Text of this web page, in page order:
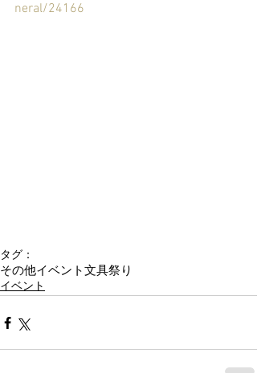
neral/24166
タグ：
その他イベント文具祭り
イベント